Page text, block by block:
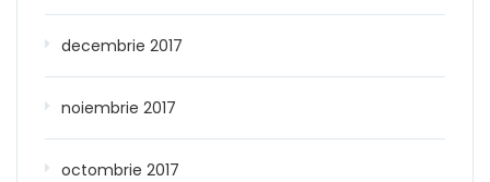
decembrie 2017
noiembrie 2017
octombrie 2017